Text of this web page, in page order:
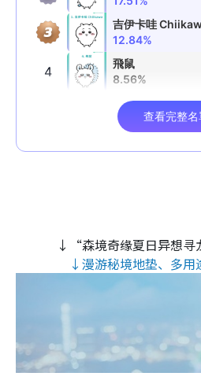
↓“森境奇缘夏日异想
↓漫游秘境地垫、多用